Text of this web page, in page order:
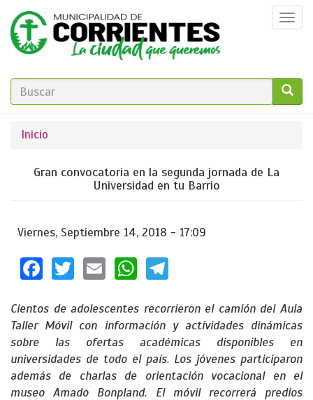
Pasar
contenido
principal
FORMULARIO
BÚSQUEDA
Se
encuentra
Inicio
Gran convocatoria en la segunda jornada de La
Universidad en tu Barrio
Viernes, Septiembre 14, 2018 - 17:09
Facebook
TwitterEmailWhatsApp
Cientos de adolescentes recorrieron el camión del Aula
Taller Móvil con información y actividades dinámicas
sobre las ofertas académicas disponibles en
universidades de todo el país. Los jóvenes participaron
además de charlas de orientación vocacional en el
museo Amado Bonpland. El móvil recorrerá predios